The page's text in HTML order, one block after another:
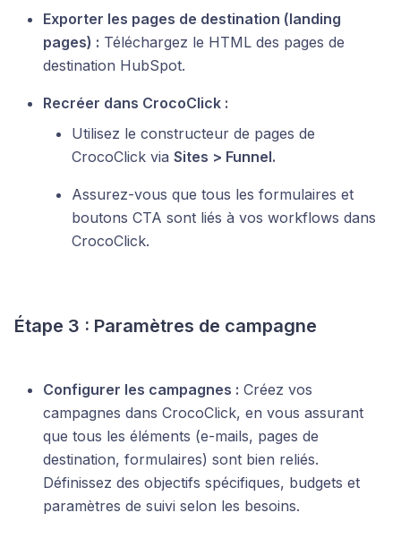
Exporter les pages de destination (landing
pages) : Téléchargez le HTML des pages de
destination HubSpot.
Recréer dans CrocoClick :
Utilisez le constructeur de pages de
CrocoClick via Sites > Funnel.
Assurez-vous que tous les formulaires et
boutons CTA sont liés à vos workflows dans
CrocoClick.
Étape 3 : Paramètres de campagne
Configurer les campagnes : Créez vos
campagnes dans CrocoClick, en vous assurant
que tous les éléments (e-mails, pages de
destination, formulaires) sont bien reliés.
Définissez des objectifs spécifiques, budgets et
paramètres de suivi selon les besoins.